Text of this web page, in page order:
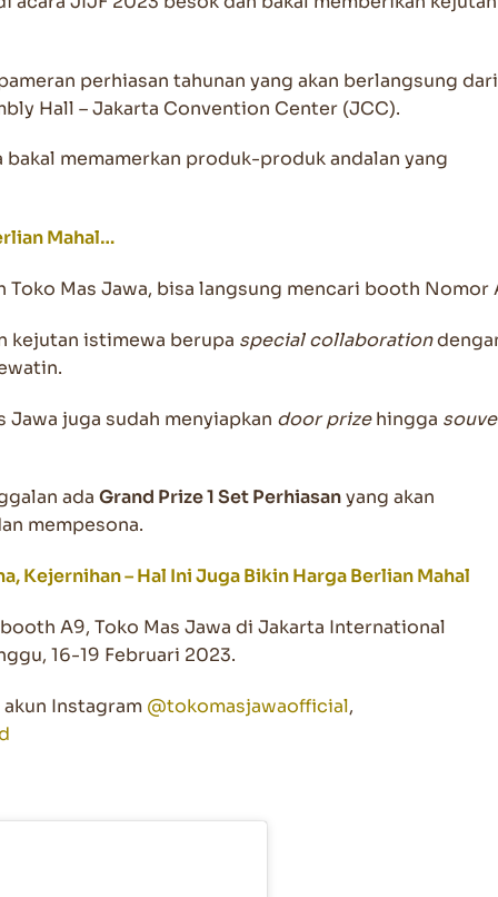
perhiasan tahunan yang akan berlangsung dari
Hall – Jakarta Convention Center (JCC).
memamerkan produk-produk andalan yang
Mahal…
Toko Mas Jawa, bisa langsung mencari booth Nomor
kejutan istimewa berupa special collaboration
Jawa juga sudah menyiapkan door prizehingga
ada Grand Prize 1 Set Perhiasanyang akan
mempesona.
Kejernihan – Hal Ini Juga Bikin Harga Berlian Mahal
A9, Toko Mas Jawa di Jakarta International
16-19 Februari 2023.
Instagram @tokomasjawaofficial,